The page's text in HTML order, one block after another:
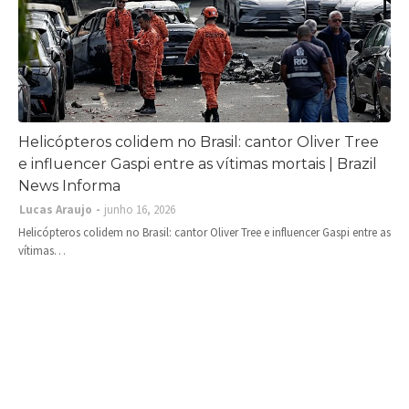
Helicópteros colidem no Brasil: cantor Oliver Tree
e influencer Gaspi entre as vítimas mortais | Brazil
News Informa
Lucas Araujo
junho 16, 2026
Helicópteros colidem no Brasil: cantor Oliver Tree e influencer Gaspi entre as
vítimas…